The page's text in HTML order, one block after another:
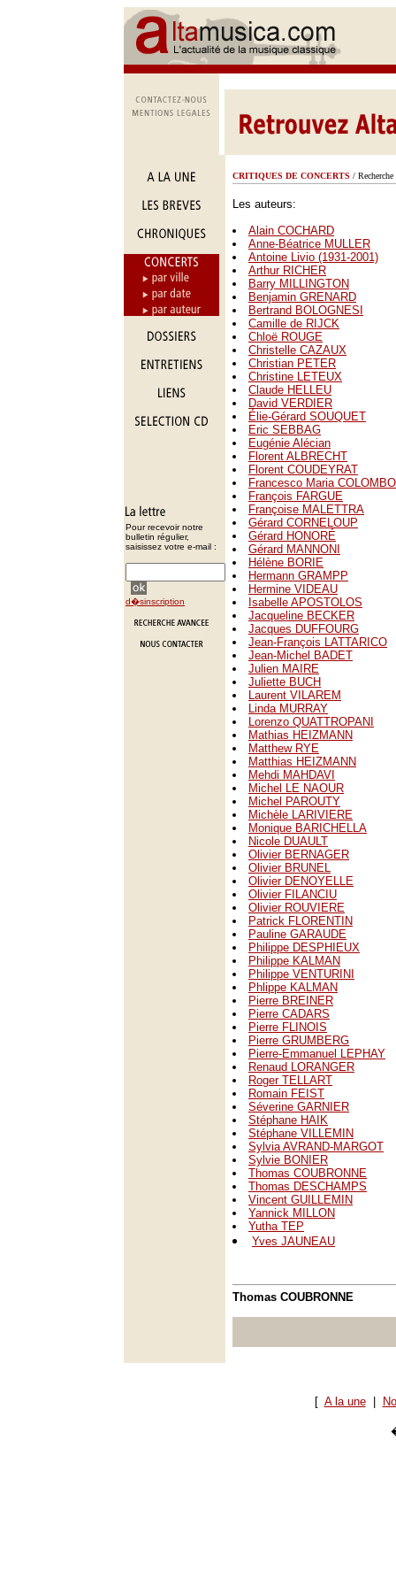
Pour recevoir notre
bulletin régulier,
saisissez votre e-mail :
d�sinscription
CRITIQUES DE CONCERTS / Recherche
Les auteurs:
Alain COCHARD
Anne-Béatrice MULLER
Antoine Livio (1931-2001)
Arthur RICHER
Barry MILLINGTON
Benjamin GRENARD
Bertrand BOLOGNESI
Camille de RIJCK
Chloë ROUGE
Christelle CAZAUX
Christian PETER
Christine LETEUX
Claude HELLEU
David VERDIER
Élie-Gérard SOUQUET
Eric SEBBAG
Eugénie Alécian
Florent ALBRECHT
Florent COUDEYRAT
Francesco Maria COLOMBO
François FARGUE
Françoise MALETTRA
Gérard CORNELOUP
Gérard HONORÉ
Gérard MANNONI
Hélène BORIE
Hermann GRAMPP
Hermine VIDEAU
Isabelle APOSTOLOS
Jacqueline BECKER
Jacques DUFFOURG
Jean-François LATTARICO
Jean-Michel BADET
Julien MAIRE
Juliette BUCH
Laurent VILAREM
Linda MURRAY
Lorenzo QUATTROPANI
Mathias HEIZMANN
Matthew RYE
Matthias HEIZMANN
Mehdi MAHDAVI
Michel LE NAOUR
Michel PAROUTY
Michèle LARIVIERE
Monique BARICHELLA
Nicole DUAULT
Olivier BERNAGER
Olivier BRUNEL
Olivier DENOYELLE
Olivier FILANCIU
Olivier ROUVIERE
Patrick FLORENTIN
Pauline GARAUDE
Philippe DESPHIEUX
Philippe KALMAN
Philippe VENTURINI
Phlippe KALMAN
Pierre BREINER
Pierre CADARS
Pierre FLINOIS
Pierre GRUMBERG
Pierre-Emmanuel LEPHAY
Renaud LORANGER
Roger TELLART
Romain FEIST
Séverine GARNIER
Stéphane HAIK
Stéphane VILLEMIN
Sylvia AVRAND-MARGOT
Sylvie BONIER
Thomas COUBRONNE
Thomas DESCHAMPS
Vincent GUILLEMIN
Yannick MILLON
Yutha TEP
Yves JAUNEAU
Thomas COUBRONNE
[ A la une|